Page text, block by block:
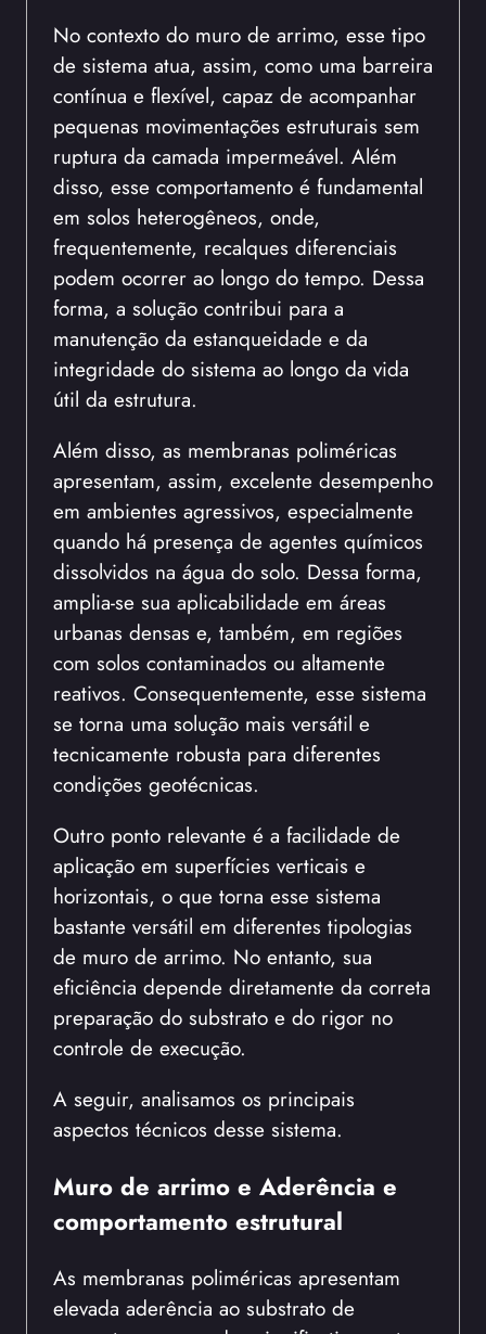
No contexto do muro de arrimo, esse tipo
de sistema atua, assim, como uma barreira
contínua e flexível, capaz de acompanhar
pequenas movimentações estruturais sem
ruptura da camada impermeável. Além
disso, esse comportamento é fundamental
em solos heterogêneos, onde,
frequentemente, recalques diferenciais
podem ocorrer ao longo do tempo. Dessa
forma, a solução contribui para a
manutenção da estanqueidade e da
integridade do sistema ao longo da vida
útil da estrutura.
Além disso, as membranas poliméricas
apresentam, assim, excelente desempenho
em ambientes agressivos, especialmente
quando há presença de agentes químicos
dissolvidos na água do solo. Dessa forma,
amplia-se sua aplicabilidade em áreas
urbanas densas e, também, em regiões
com solos contaminados ou altamente
reativos. Consequentemente, esse sistema
se torna uma solução mais versátil e
tecnicamente robusta para diferentes
condições geotécnicas.
Outro ponto relevante é a facilidade de
aplicação em superfícies verticais e
horizontais, o que torna esse sistema
bastante versátil em diferentes tipologias
de muro de arrimo. No entanto, sua
eficiência depende diretamente da correta
preparação do substrato e do rigor no
controle de execução.
A seguir, analisamos os principais
aspectos técnicos desse sistema.
Muro de arrimo e Aderência e
comportamento estrutural
As membranas poliméricas apresentam
elevada aderência ao substrato de